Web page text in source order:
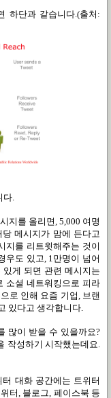
하단과 같습니다.(출처:
.
지를 올리면, 5,000 여명
메시지가 맘에 든다고
지를 리트윗해주는 것이
우도 있고, 1만명이 넘어
있게 되면 관련 메시지는
소셜 네트워킹으로 피라
로 인해 요즘 기업, 브랜
있다고 생각합니다.
많이 받을 수 있을까요?
작성하기 시작했는데요
터 대화 공간에는 트위터
터 블로그 페이스북 등